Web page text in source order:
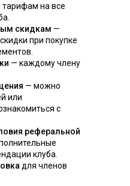
тарифам на все
скидкам —
при покупке
— каждому члену
— можно
или
с
реферальной
клуба.
для членов